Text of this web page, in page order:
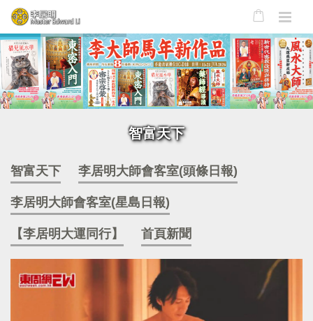
智富天下
智富天下 李居明大師會客室(頭條日報)
李居明大師會客室(星島日報)
【李居明大運同行】 首頁新聞